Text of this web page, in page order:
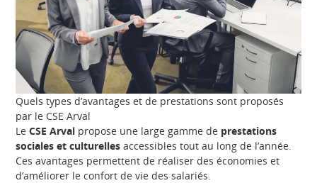
Quels types d’avantages et de prestations sont proposés
par le CSE Arval
LeCSE Arval propose une large gamme de prestations
sociales et culturelles accessibles tout au long de l’année.
Ces avantages permettent de réaliser des économies et
d’améliorer le confort de vie des salariés.